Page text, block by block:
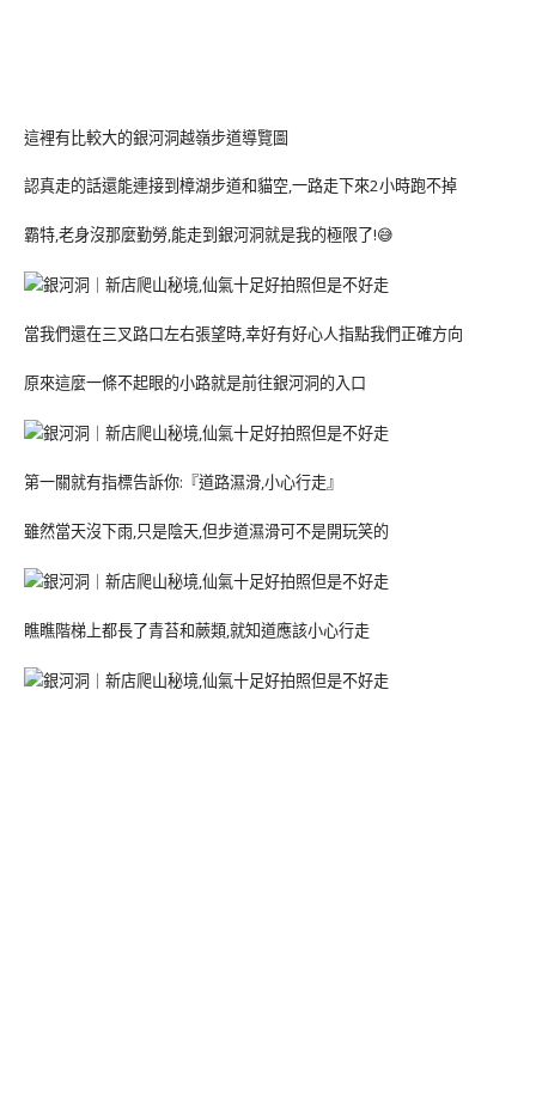
這裡有比較大的銀河洞越嶺步道導覽圖
認真走的話還能連接到樟湖步道和貓空,一路走下來2小時跑不掉
霸特,老身沒那麼勤勞,能走到銀河洞就是我的極限了!😅
當我們還在三叉路口左右張望時,幸好有好心人指點我們正確方向
原來這麼一條不起眼的小路就是前往銀河洞的入口
第一關就有指標告訴你:『道路濕滑,小心行走』
雖然當天沒下雨,只是陰天,但步道濕滑可不是開玩笑的
瞧瞧階梯上都長了青苔和蕨類,就知道應該小心行走